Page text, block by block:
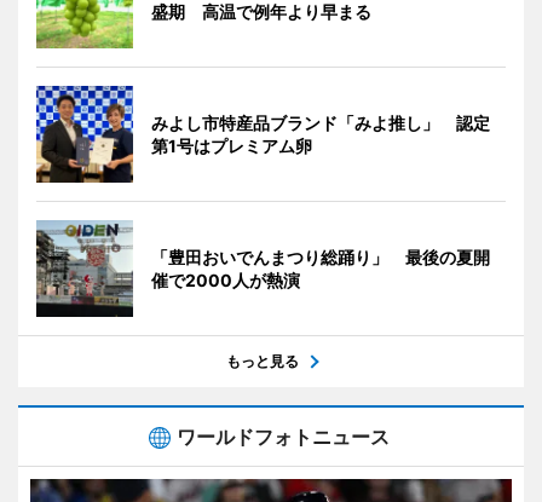
盛期 高温で例年より早まる
みよし市特産品ブランド「みよ推し」 認定
第1号はプレミアム卵
「豊田おいでんまつり総踊り」 最後の夏開
催で2000人が熱演
もっと見る
ワールドフォトニュース